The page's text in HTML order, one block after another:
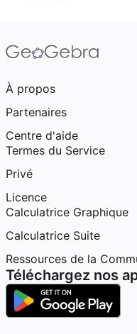
À propos
Partenaires
Centre d'aide
Termes du Service
Privé
Licence
Calculatrice Graphique
Calculatrice Suite
Ressources de la
Téléchargez nos